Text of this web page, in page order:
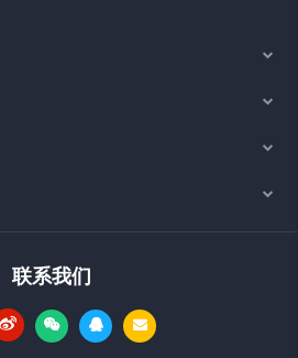
联系我们